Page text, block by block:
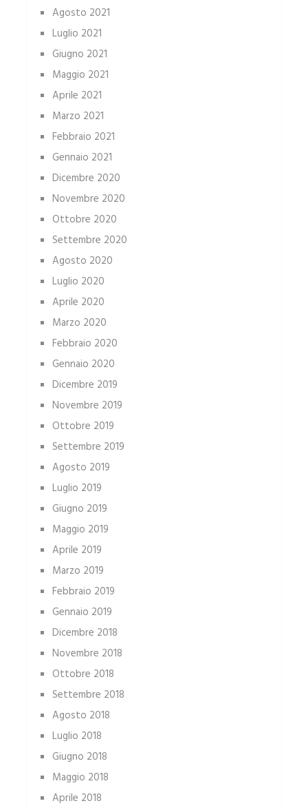
Agosto 2021
Luglio 2021
Giugno 2021
Maggio 2021
Aprile 2021
Marzo 2021
Febbraio 2021
Gennaio 2021
Dicembre 2020
Novembre 2020
Ottobre 2020
Settembre 2020
Agosto 2020
Luglio 2020
Aprile 2020
Marzo 2020
Febbraio 2020
Gennaio 2020
Dicembre 2019
Novembre 2019
Ottobre 2019
Settembre 2019
Agosto 2019
Luglio 2019
Giugno 2019
Maggio 2019
Aprile 2019
Marzo 2019
Febbraio 2019
Gennaio 2019
Dicembre 2018
Novembre 2018
Ottobre 2018
Settembre 2018
Agosto 2018
Luglio 2018
Giugno 2018
Maggio 2018
Aprile 2018